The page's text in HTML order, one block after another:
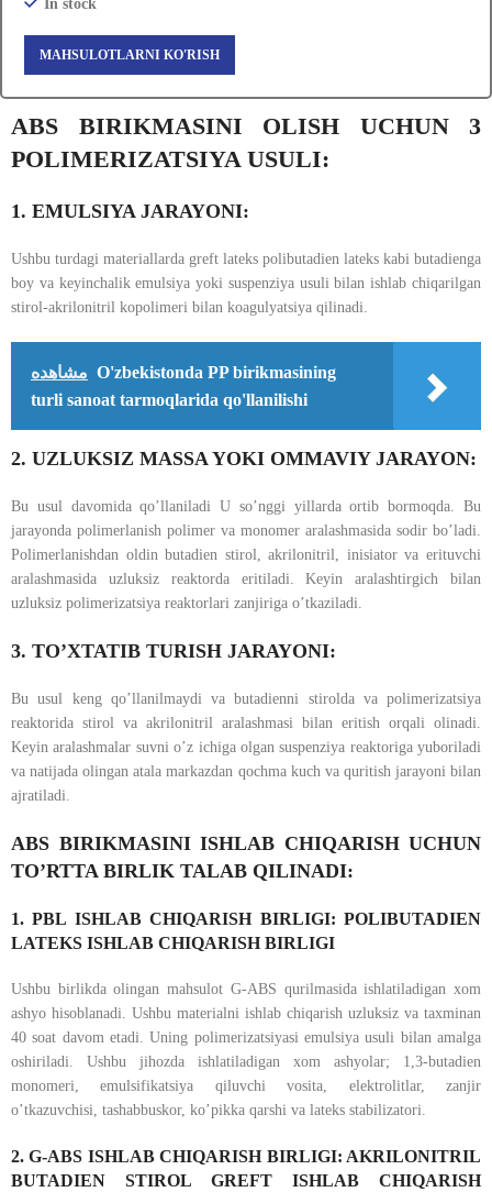
In stock
MAHSULOTLARNI KO'RISH
ABS BIRIKMASINI OLISH UCHUN 3
POLIMERIZATSIYA USULI:
1. EMULSIYA JARAYONI:
Ushbu turdagi materiallarda greft lateks polibutadien lateks kabi butadienga
boy va keyinchalik emulsiya yoki suspenziya usuli bilan ishlab chiqarilgan
stirol-akrilonitril kopolimeri bilan koagulyatsiya qilinadi.
مشاهده O'zbekistonda PP birikmasining
turli sanoat tarmoqlarida qo'llanilishi
2. UZLUKSIZ MASSA YOKI OMMAVIY JARAYON:
Bu usul davomida qo’llaniladi U so’nggi yillarda ortib bormoqda. Bu
jarayonda polimerlanish polimer va monomer aralashmasida sodir bo’ladi.
Polimerlanishdan oldin butadien stirol, akrilonitril, inisiator va erituvchi
aralashmasida uzluksiz reaktorda eritiladi. Keyin aralashtirgich bilan
uzluksiz polimerizatsiya reaktorlari zanjiriga o’tkaziladi.
3. TO’XTATIB TURISH JARAYONI:
Bu usul keng qo’llanilmaydi va butadienni stirolda va polimerizatsiya
reaktorida stirol va akrilonitril aralashmasi bilan eritish orqali olinadi.
Keyin aralashmalar suvni o’z ichiga olgan suspenziya reaktoriga yuboriladi
va natijada olingan atala markazdan qochma kuch va quritish jarayoni bilan
ajratiladi.
ABS BIRIKMASINI ISHLAB CHIQARISH UCHUN
TO’RTTA BIRLIK TALAB QILINADI:
1. PBL ISHLAB CHIQARISH BIRLIGI: POLIBUTADIEN
LATEKS ISHLAB CHIQARISH BIRLIGI
Ushbu birlikda olingan mahsulot G-ABS qurilmasida ishlatiladigan xom
ashyo hisoblanadi. Ushbu materialni ishlab chiqarish uzluksiz va taxminan
40 soat davom etadi. Uning polimerizatsiyasi emulsiya usuli bilan amalga
oshiriladi. Ushbu jihozda ishlatiladigan xom ashyolar; 1,3-butadien
monomeri, emulsifikatsiya qiluvchi vosita, elektrolitlar, zanjir
o’tkazuvchisi, tashabbuskor, ko’pikka qarshi va lateks stabilizatori.
2. G-ABS ISHLAB CHIQARISH BIRLIGI: AKRILONITRIL
BUTADIEN STIROL GREFT ISHLAB CHIQARISH